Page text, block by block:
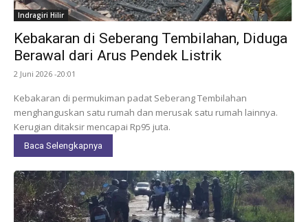
Indragiri Hilir
Kebakaran di Seberang Tembilahan, Diduga
Berawal dari Arus Pendek Listrik
2 Juni 2026 -20:01
Kebakaran di permukiman padat Seberang Tembilahan
menghanguskan satu rumah dan merusak satu rumah lainnya.
Kerugian ditaksir mencapai Rp95 juta.
Baca Selengkapnya